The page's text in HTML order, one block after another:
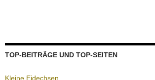
TOP-BEITRÄGE UND TOP-SEITEN
Kleine Eidechsen